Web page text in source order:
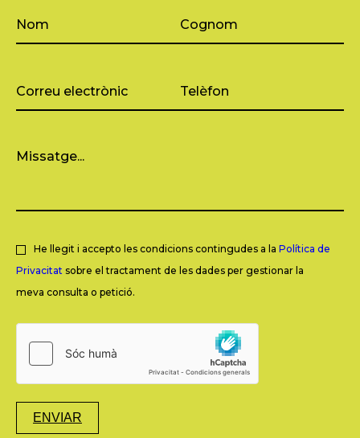
He llegit i accepto les condicions contingudes a la Política de
Privacitat sobre el tractament de les dades per gestionar la
meva consulta o petició.
ENVIAR